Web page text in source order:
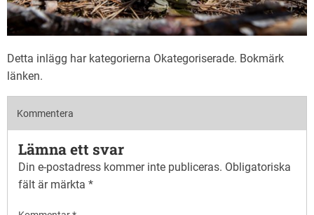
Detta inlägg har kategorierna Okategoriserade. Bokmärk
länken.
Kommentera
Lämna ett svar
Din e-postadress kommer inte publiceras. Obligatoriska
fält är märkta *